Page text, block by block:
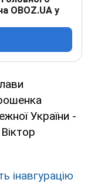
OBOZ.UA у
України -
інавгурацію